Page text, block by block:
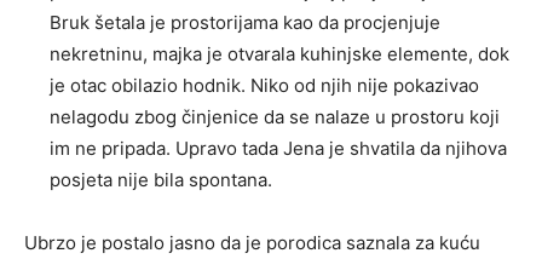
Bruk šetala je prostorijama kao da procjenjuje
nekretninu, majka je otvarala kuhinjske elemente, dok
je otac obilazio hodnik. Niko od njih nije pokazivao
nelagodu zbog činjenice da se nalaze u prostoru koji
im ne pripada. Upravo tada Jena je shvatila da njihova
posjeta nije bila spontana.
Ubrzo je postalo jasno da je porodica saznala za kuću